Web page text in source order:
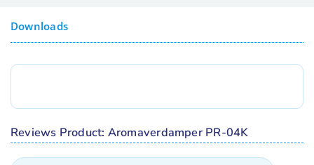
Downloads
Reviews Product: Aromaverdamper PR-04K